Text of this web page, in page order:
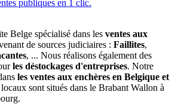
Belge spécialisé dans les ventes aux
de sources judiciaires : Faillites,
, ... Nous réalisons également des
les déstockages d'entreprises. Notre
les ventes aux enchères en Belgique et
sont situés dans le Brabant Wallon à